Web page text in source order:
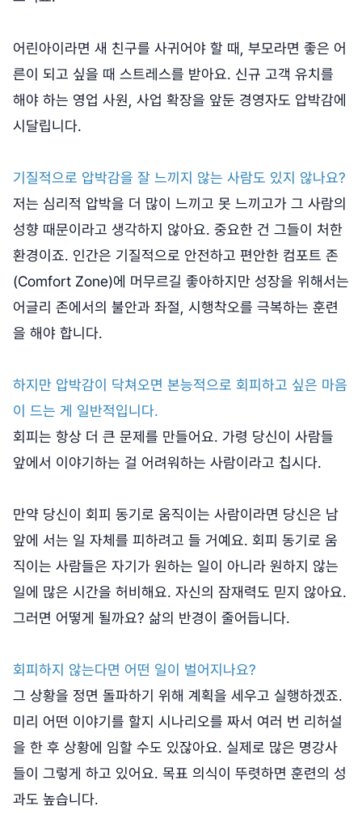
어린아이라면 새 친구를 사귀어야 할 때, 부모라면 좋은 어
른이 되고 싶을 때 스트레스를 받아요. 신규 고객 유치를
해야 하는 영업 사원, 사업 확장을 앞둔 경영자도 압박감에
시달립니다.
기질적으로 압박감을 잘 느끼지 않는 사람도 있지 않나요?
저는 심리적 압박을 더 많이 느끼고 못 느끼고가 그 사람의
성향 때문이라고 생각하지 않아요. 중요한 건 그들이 처한
환경이죠. 인간은 기질적으로 안전하고 편안한 컴포트 존
(Comfort Zone)에 머무르길 좋아하지만 성장을 위해서는
어글리 존에서의 불안과 좌절, 시행착오를 극복하는 훈련
을 해야 합니다.
하지만 압박감이 닥쳐오면 본능적으로 회피하고 싶은 마음
이 드는 게 일반적입니다.
회피는 항상 더 큰 문제를 만들어요. 가령 당신이 사람들
앞에서 이야기하는 걸 어려워하는 사람이라고 칩시다.
만약 당신이 회피 동기로 움직이는 사람이라면 당신은 남
앞에 서는 일 자체를 피하려고 들 거예요. 회피 동기로 움
직이는 사람들은 자기가 원하는 일이 아니라 원하지 않는
일에 많은 시간을 허비해요. 자신의 잠재력도 믿지 않아요.
그러면 어떻게 될까요? 삶의 반경이 줄어듭니다.
회피하지 않는다면 어떤 일이 벌어지나요?
그 상황을 정면 돌파하기 위해 계획을 세우고 실행하겠죠.
미리 어떤 이야기를 할지 시나리오를 짜서 여러 번 리허설
을 한 후 상황에 임할 수도 있잖아요. 실제로 많은 명강사
들이 그렇게 하고 있어요. 목표 의식이 뚜렷하면 훈련의 성
과도 높습니다.